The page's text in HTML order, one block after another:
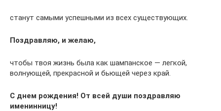
станут самыми успешными из всех существующих.
Поздравляю, и желаю,
чтобы твоя жизнь была как шампанское — легкой,
волнующей, прекрасной и бьющей через край.
С днем рождения! От всей души поздравляю
именинницу!